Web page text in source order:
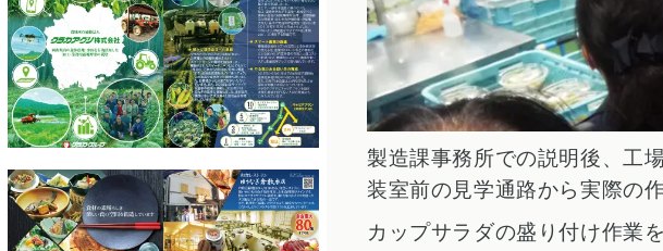
製造課事務所での説明後、工
装室前の見学通路から実際の
カップサラダの盛り付け作業